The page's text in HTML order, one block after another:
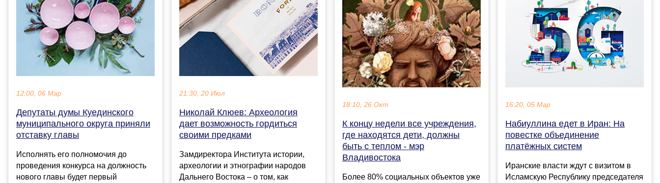
12:00, 06 Мар
Депутаты думы Куединского
муниципального округа приняли
отставку главы
Исполнять его полномочия до
проведения конкурса на должность
нового главы будет первый
21:30, 20 Июл
Николай Клюев: Археология
дает возможность гордиться
своими предками
Замдиректора Института истории,
археологии и этнографии народов
Дальнего Востока – о том, как
18:10, 26 Окт
К концу недели все учреждения,
где находятся дети, должны
быть с теплом - мэр
Владивостока
Более 80% социальных объектов уже
16:20, 05 Мар
Набиуллина едет в Иран: На
повестке объединение
платёжных систем
Иранские власти ждут с визитом в
Исламскую Республику председателя